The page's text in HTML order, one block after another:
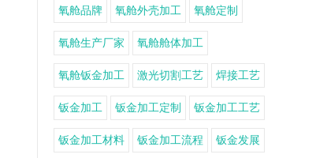
氧舱品牌 氧舱外壳加工 氧舱定制
氧舱生产厂家 氧舱舱体加工
氧舱钣金加工 激光切割工艺 焊接工艺
钣金加工 钣金加工定制 钣金加工工艺
钣金加工材料 钣金加工流程 钣金发展